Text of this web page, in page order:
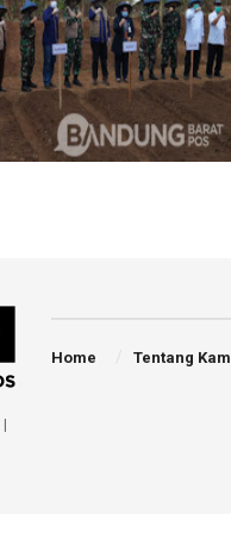
Home Tentang